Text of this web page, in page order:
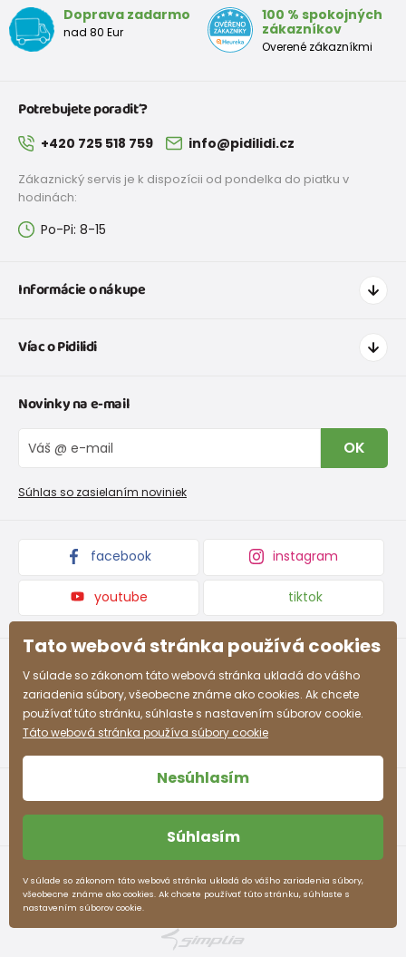
Doprava zadarmo
nad 80 Eur
100 % spokojných
zákazníkov
Overené zákazníkmi
Potrebujete poradiť?
+420 725 518 759 info@pidilidi.cz
Zákaznický servis je k dispozícii od pondelka do piatku v
hodinách:
Po-Pi: 8-15
Informácie o nákupe
Doprava a platba
Tabuľka veľkostí obuvi
Vrátenie tovaru a reklamacie
Reklamačný poriadok
Víac o Pidilidi
O nás
Blog
Veľkoobchod PiDiLiDi
Kolekcie tovaru
Novinky na e-mail
OK
Súhlas so zasielaním noviniek
facebook instagram
youtube tiktok
pidilidi.sk © 2026. WebdesignLitvanyi.sk.
Tato webová stránka používá cookies
V súlade so zákonom táto webová stránka ukladá do vášho
zariadenia súbory, všeobecne známe ako cookies. Ak chcete
používať túto stránku, súhlaste s nastavením súborov cookie.
Táto webová stránka používa súbory cookie
Nesúhlasím
Súhlasím
V súlade so zákonom táto webová stránka ukladá do vášho zariadenia súbory,
všeobecne známe ako cookies. Ak chcete používať túto stránku, súhlaste s
nastavením súborov cookie.